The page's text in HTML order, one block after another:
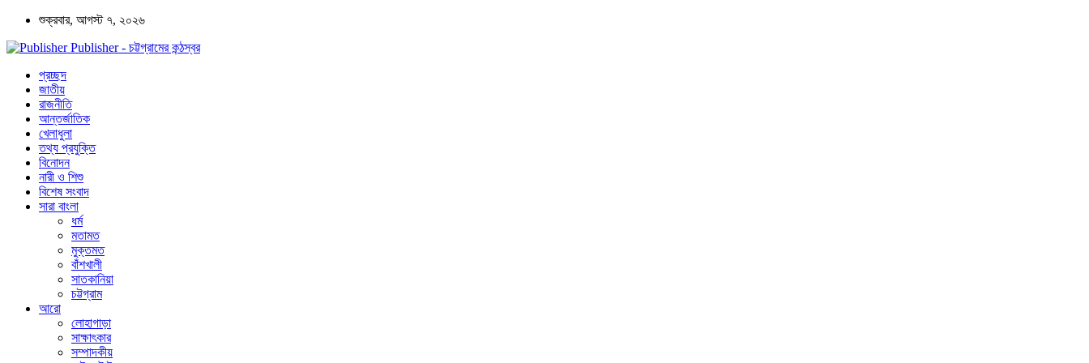
শুক্রবার, আগস্ট ৭, ২০২৬
Publisher - চট্টগ্রামের কন্ঠস্বর
প্রচ্ছদ
জাতীয়
রাজনীতি
আন্তর্জাতিক
খেলাধুলা
তথ্য প্রযুক্তি
বিনোদন
নারী ও শিশু
বিশেষ সংবাদ
সারা বাংলা
ধর্ম
মতামত
মুক্তমত
বাঁশখালী
সাতকানিয়া
চট্টগ্রাম
আরো
লোহাগাড়া
সাক্ষাৎকার
সম্পাদকীয়